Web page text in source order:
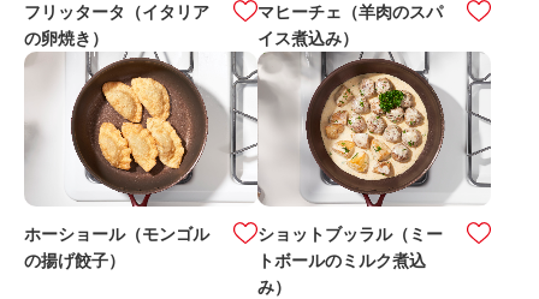
フリッタータ（イタリア
の卵焼き）
マヒーチェ（羊肉のスパ
イス煮込み）
ホーショール（モンゴル
の揚げ餃子）
ショットブッラル（ミー
トボールのミルク煮込
み）